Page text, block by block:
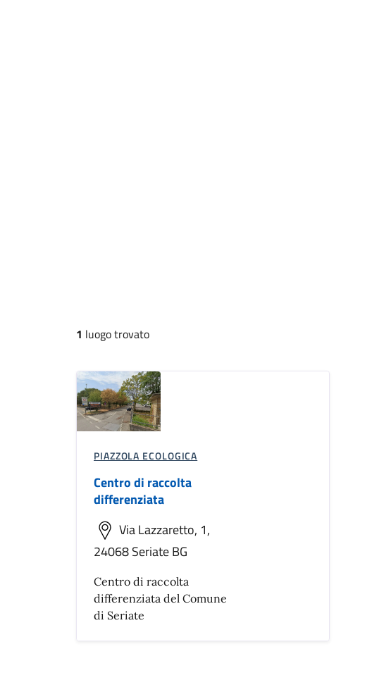
1 luogo trovato
PIAZZOLA ECOLOGICA
Centro di raccolta
differenziata
Via Lazzaretto, 1,
24068 Seriate BG
Centro di raccolta
differenziata del Comune
di Seriate